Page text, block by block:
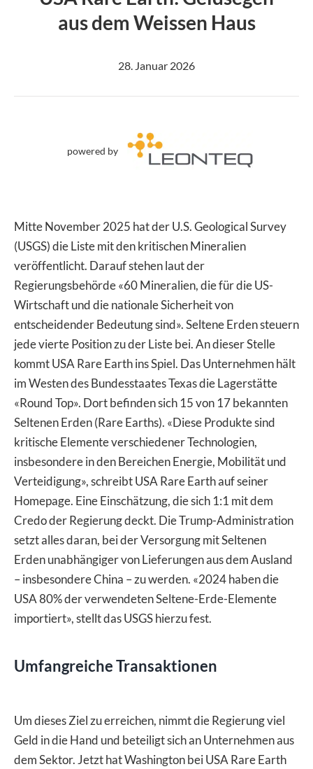
aus dem Weissen Haus
28. Januar 2026
powered by
Mitte November 2025 hat der U.S. Geological Survey
(USGS) die Liste mit den kritischen Mineralien
veröffentlicht. Darauf stehen laut der
Regierungsbehörde «60 Mineralien, die für die US-
Wirtschaft und die nationale Sicherheit von
entscheidender Bedeutung sind». Seltene Erden steuern
jede vierte Position zu der Liste bei. An dieser Stelle
kommt USA Rare Earth ins Spiel. Das Unternehmen hält
im Westen des Bundesstaates Texas die Lagerstätte
«Round Top». Dort befinden sich 15 von 17 bekannten
Seltenen Erden (Rare Earths). «Diese Produkte sind
kritische Elemente verschiedener Technologien,
insbesondere in den Bereichen Energie, Mobilität und
Verteidigung», schreibt USA Rare Earth auf seiner
Homepage. Eine Einschätzung, die sich 1:1 mit dem
Credo der Regierung deckt. Die Trump-Administration
setzt alles daran, bei der Versorgung mit Seltenen
Erden unabhängiger von Lieferungen aus dem Ausland
– insbesondere China – zu werden. «2024 haben die
USA 80% der verwendeten Seltene-Erde-Elemente
importiert», stellt das USGS hierzu fest.
Umfangreiche Transaktionen
Um dieses Ziel zu erreichen, nimmt die Regierung viel
Geld in die Hand und beteiligt sich an Unternehmen aus
dem Sektor. Jetzt hat Washington bei USA Rare Earth